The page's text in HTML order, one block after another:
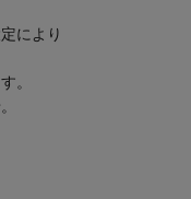
により
。